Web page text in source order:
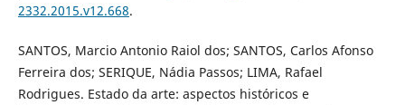
2332.2015.v12.668.
SANTOS, Marcio Antonio Raiol dos; SANTOS, Carlos Afonso
Ferreira dos; SERIQUE, Nádia Passos; LIMA, Rafael
Rodrigues. Estado da arte: aspectos históricos e